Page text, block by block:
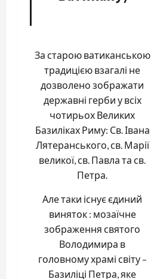
За старою ватиканською
традицією взагалі не
дозволено зображати
державні герби у всіх
чотирьох Великих
Базиліках Риму: Св. Івана
Лятеранського, св. Марії
великої, св. Павла та св.
Петра.
Але таки існує єдиний
виняток : мозаїчне
зображення святого
Володимира в
головному храмі світу –
Базиліці Петра, яке